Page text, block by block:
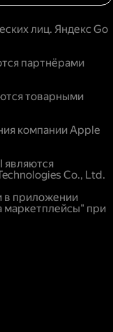
лиц. Яндекс Go
партнёрами
товарными
компании Apple
являются
Co., Ltd.
в приложении
маркетплейсы" при